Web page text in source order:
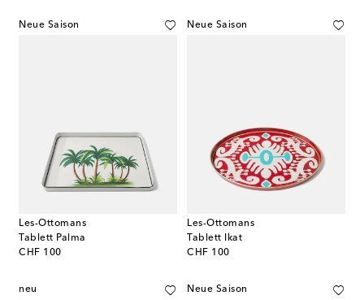
Neue Saison
Les-Ottomans
Tablett Palma
CHF 100
original price
Neue Saison
Les-Ottomans
Tablett Ikat
CHF 100
original price
neu Neue Saison